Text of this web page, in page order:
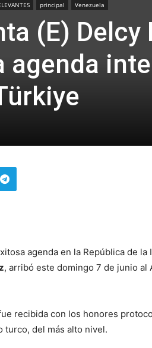
principal Venezuela
(E) Delcy
agenda
agenda en la República de
, arribó este domingo 7 de junio
recibida con los honores
turco, del más alto nivel.